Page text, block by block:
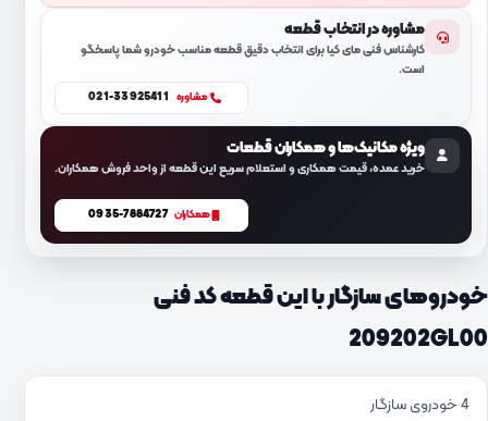
مشاوره در انتخاب قطعه
کارشناس فنی مای کیا برای انتخاب دقیق قطعه مناسب خودرو شما پاسخگو
است.
مشاوره 021-33925411
ویژه مکانیک‌ها و همکاران قطعات
خرید عمده، قیمت همکاری و استعلام سریع این قطعه از واحد فروش همکاران.
همکاران 0935-7884727
خودروهای سازگار با این قطعه کد فنی
209202GL00
4 خودروی سازگار